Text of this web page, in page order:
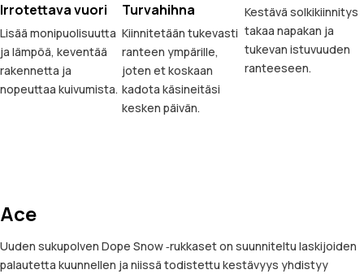
Irrotettava vuori
Lisää monipuolisuutta
ja lämpöä, keventää
rakennetta ja
nopeuttaa kuivumista.
Turvahihna
Kiinnitetään tukevasti
ranteen ympärille,
joten et koskaan
kadota käsineitäsi
kesken päivän.
Kestävä solkikiinnitys
takaa napakan ja
tukevan istuvuuden
ranteeseen.
Ace
Uuden sukupolven Dope Snow ‑rukkaset on suunniteltu laskijoiden
palautetta kuunnellen ja niissä todistettu kestävyys yhdistyy